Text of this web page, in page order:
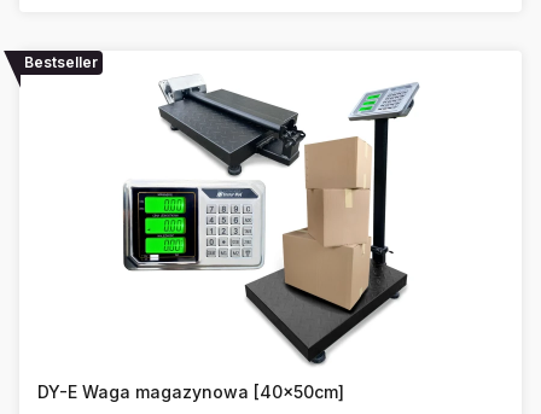
Bestseller
DY-E Waga magazynowa [40x50cm]